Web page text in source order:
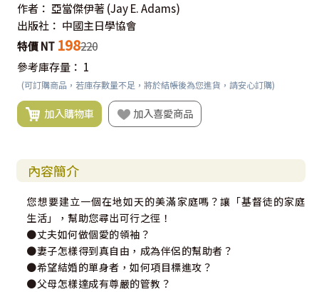
作者： 亞當傑伊著 (Jay E. Adams)
出版社： 中國主日學協會
特價 NT 198220
參考庫存量： 1
(可訂購商品，若庫存數量不足，將於結帳後為您進貨，請安心訂購)
加入購物車 加入喜愛商品
內容簡介
您想要建立一個在地如天的美滿家庭嗎？讓「基督徒的家庭
生活」，幫助您尋出可行之徑！
●丈夫如何做個愛的領袖？
●妻子怎樣得到真自由，成為伴侶的幫助者？
●希望結婚的單身者，如何項目標進攻？
●父母怎樣達成有尊嚴的管教？